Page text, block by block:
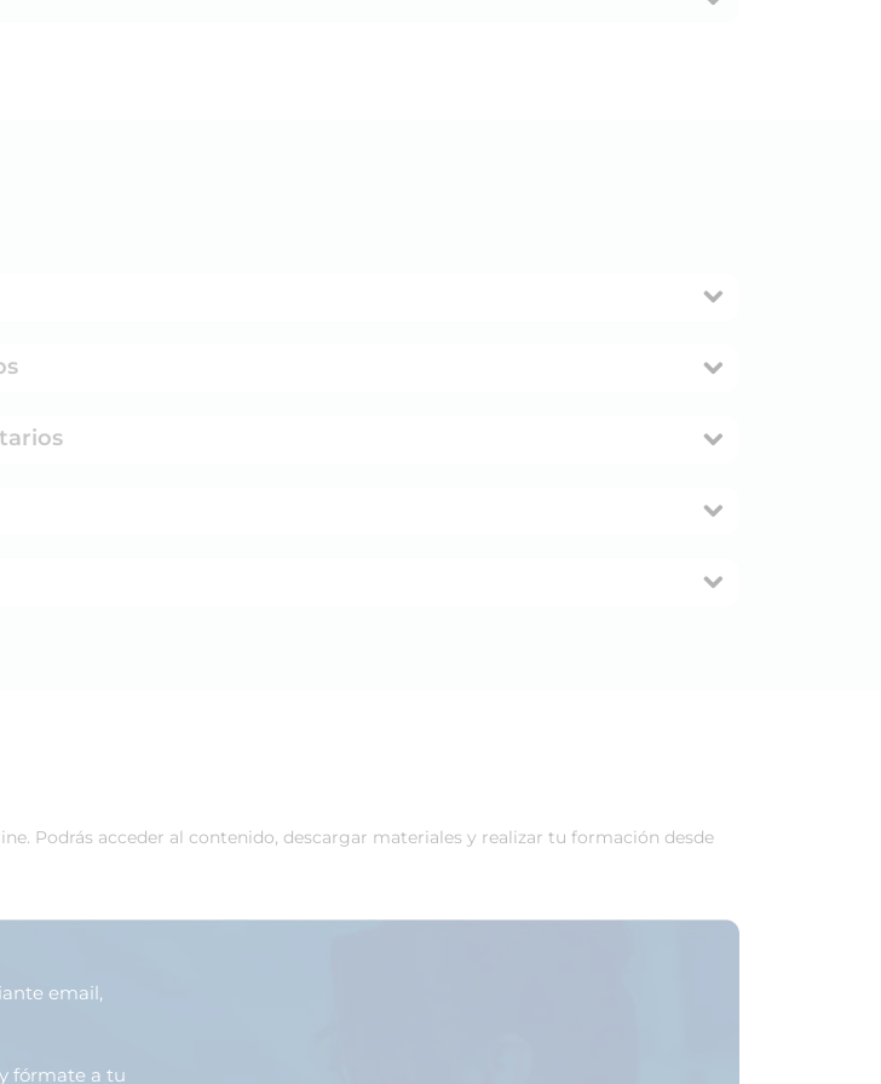
Podrás acceder al contenido, descargar materiales y realizar tu formación desde
email,
fórmate a tu